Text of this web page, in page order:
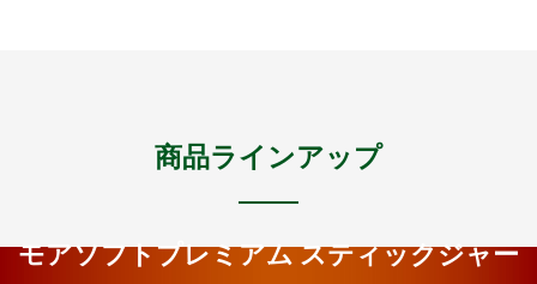
商品ラインアップ
モアソフトプレミアム スティックジャー